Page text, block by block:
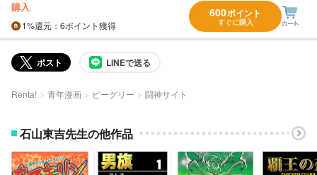
購入
1%還元 ：6ポイント獲得
600ポイント
すぐに購入
ポスト LINEで送る
Renta! 青年漫画 ビーグリー 闘神サイト
石山東吉先生の他作品